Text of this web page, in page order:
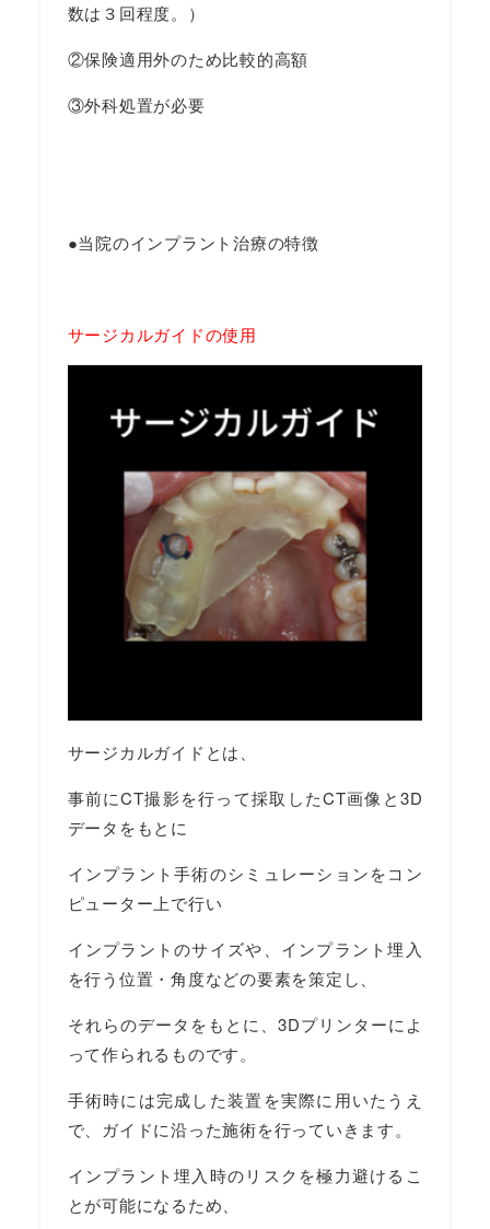
数は３回程度。）
②保険適用外のため比較的高額
③外科処置が必要
●当院のインプラント治療の特徴
サージカルガイドの使用
サージカルガイドとは、
事前にCT撮影を行って採取したCT画像と3D
データをもとに
インプラント手術のシミュレーションをコン
ピューター上で行い
インプラントのサイズや、インプラント埋入
を行う位置・角度などの要素を策定し、
それらのデータをもとに、3Dプリンターによ
って作られるものです。
手術時には完成した装置を実際に用いたうえ
で、ガイドに沿った施術を行っていきます。
インプラント埋入時のリスクを極力避けるこ
とが可能になるため、